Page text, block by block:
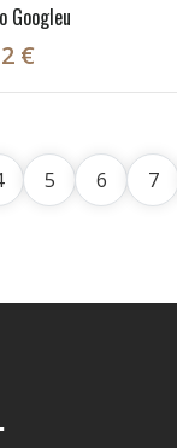
Googleu
€
5 6 7